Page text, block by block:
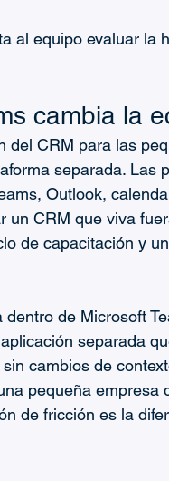
al equipo evaluar la
cambia la
del CRM para las
separada. Las
Outlook,
un CRM que viva
de capacitación y
de Microsoft
separada
cambios de
pequeña empresa
de fricción es la